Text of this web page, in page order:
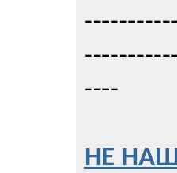
----
НЕ